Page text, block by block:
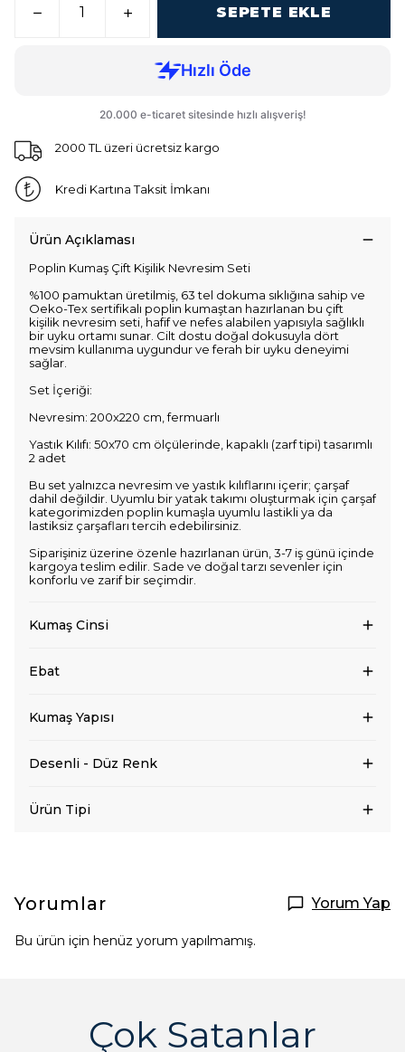
SEPETE EKLE
2000 TL üzeri ücretsiz kargo
Kredi Kartına Taksit İmkanı
Ürün Açıklaması
Poplin Kumaş Çift Kişilik Nevresim Seti
%100 pamuktan üretilmiş, 63 tel dokuma sıklığına sahip ve
Oeko-Tex sertifikalı poplin kumaştan hazırlanan bu çift
kişilik nevresim seti, hafif ve nefes alabilen yapısıyla sağlıklı
bir uyku ortamı sunar. Cilt dostu doğal dokusuyla dört
mevsim kullanıma uygundur ve ferah bir uyku deneyimi
sağlar.
Set İçeriği:
Nevresim: 200x220 cm, fermuarlı
Yastık Kılıfı: 50x70 cm ölçülerinde, kapaklı (zarf tipi) tasarımlı
2 adet
Bu set yalnızca nevresim ve yastık kılıflarını içerir; çarşaf
dahil değildir. Uyumlu bir yatak takımı oluşturmak için çarşaf
kategorimizden poplin kumaşla uyumlu lastikli ya da
lastiksiz çarşafları tercih edebilirsiniz.
Siparişiniz üzerine özenle hazırlanan ürün, 3-7 iş günü içinde
kargoya teslim edilir. Sade ve doğal tarzı sevenler için
konforlu ve zarif bir seçimdir.
Kumaş Cinsi
Ebat
Kumaş Yapısı
Desenli - Düz Renk
Ürün Tipi
Yorumlar Yorum Yap
Bu ürün için henüz yorum yapılmamış.
Çok Satanlar